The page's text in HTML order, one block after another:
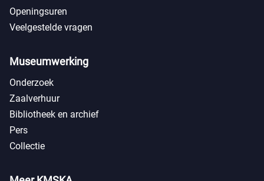
Openingsuren
Veelgestelde vragen
Museumwerking
Onderzoek
Zaalverhuur
Bibliotheek en archief
Pers
Collectie